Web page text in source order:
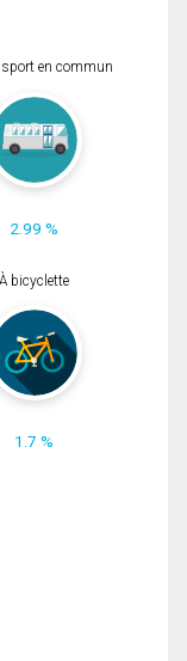
en commun
2.99 %
À bicyclette
1.7 %